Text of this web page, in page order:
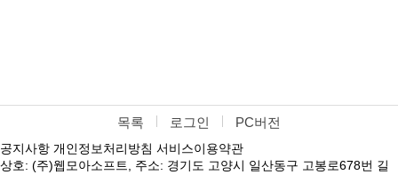
목록 로그인 PC버전
공지사항 개인정보처리방침 서비스이용약관
상호: (주)웹모아소프트, 주소: 경기도 고양시 일산동구 고봉로678번 길